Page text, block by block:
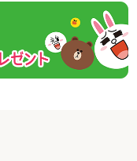
であらかじめのご注